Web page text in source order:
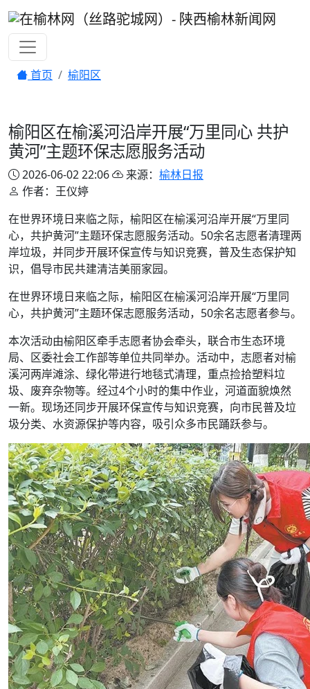
首页 榆阳区
榆阳区在榆溪河沿岸开展“万里同心 共护
黄河”主题环保志愿服务活动
2026-06-02 22:06 来源： 榆林日报
作者：王仪婷
在世界环境日来临之际，榆阳区在榆溪河沿岸开展“万里同
心，共护黄河”主题环保志愿服务活动。50余名志愿者清理两
岸垃圾，并同步开展环保宣传与知识竞赛，普及生态保护知
识，倡导市民共建清洁美丽家园。
在世界环境日来临之际，榆阳区在榆溪河沿岸开展“万里同
心，共护黄河”主题环保志愿服务活动，50余名志愿者参与。
本次活动由榆阳区牵手志愿者协会牵头，联合市生态环境
局、区委社会工作部等单位共同举办。活动中，志愿者对榆
溪河两岸滩涂、绿化带进行地毯式清理，重点捡拾塑料垃
圾、废弃杂物等。经过4个小时的集中作业，河道面貌焕然
一新。现场还同步开展环保宣传与知识竞赛，向市民普及垃
圾分类、水资源保护等内容，吸引众多市民踊跃参与。